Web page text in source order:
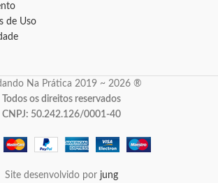
de Uso
Na Prática 2019 ~ 2026 ®
Todos os direitos reservados
CNPJ: 50.242.126/0001-40
Site desenvolvido por jung